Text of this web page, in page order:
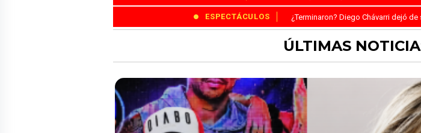
ESPECTÁCULOS ¿Terminaron? Diego Chávarri dejó
ÚLTIMAS